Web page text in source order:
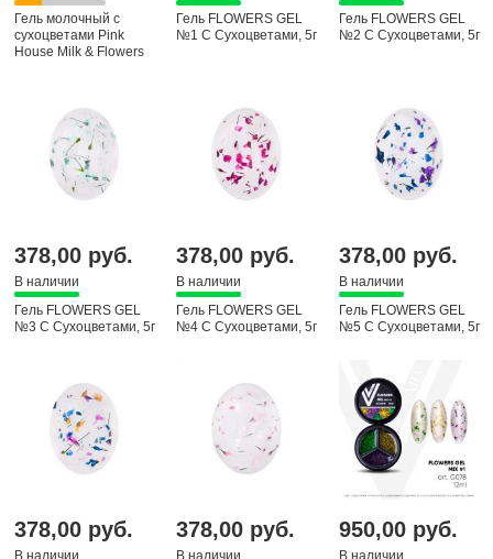
Гель молочный с
сухоцветами Pink
House Milk & Flowers
Гель FLOWERS GEL
№1 С Сухоцветами, 5г
Гель FLOWERS GEL
№2 С Сухоцветами, 5г
378,00 руб.
В наличии
Гель FLOWERS GEL
№3 С Сухоцветами, 5г
378,00 руб.
В наличии
Гель FLOWERS GEL
№4 С Сухоцветами, 5г
378,00 руб.
В наличии
Гель FLOWERS GEL
№5 С Сухоцветами, 5г
378,00 руб.
В наличии
378,00 руб.
В наличии
950,00 руб.
В наличии